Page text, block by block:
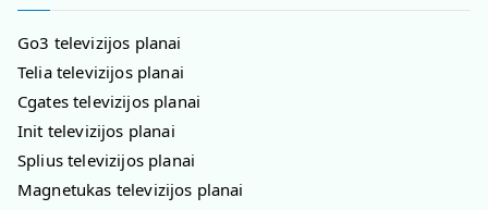
Go3 televizijos planai
Telia televizijos planai
Cgates televizijos planai
Init televizijos planai
Splius televizijos planai
Magnetukas televizijos planai